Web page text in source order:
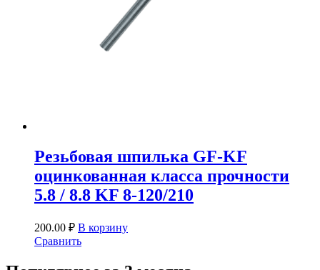
Резьбовая шпилька GF-KF
оцинкованная класса прочности
5.8 / 8.8 KF 8-120/210
200.00 ₽ В корзину
Сравнить